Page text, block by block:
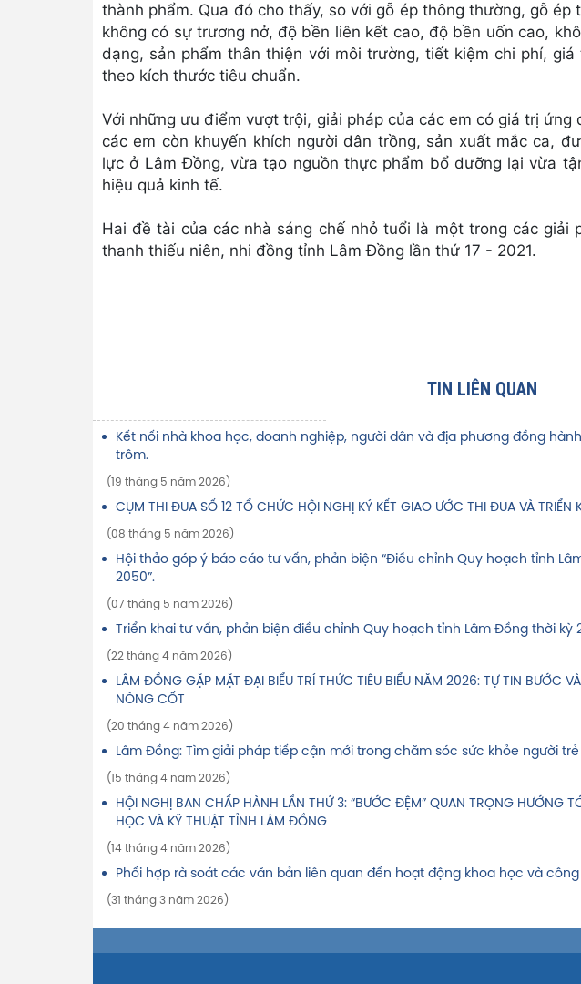
thành phẩm. Qua đó cho thấy, so với gỗ ép thông thường, gỗ
không có sự trương nở, độ bền liên kết cao, độ bền uốn cao,
dạng, sản phẩm thân thiện với môi trường, tiết kiệm chi phí,
theo kích thước tiêu chuẩn.
Với những ưu điểm vượt trội, giải pháp của các em có giá trị
các em còn khuyến khích người dân trồng, sản xuất mắc ca,
lực ở Lâm Đồng, vừa tạo nguồn thực phẩm bổ dưỡng lại vừa
hiệu quả kinh tế.
Hai đề tài của các nhà sáng chế nhỏ tuổi là một trong các giải
thanh thiếu niên, nhi đồng tỉnh Lâm Đồng lần thứ 17 - 2021.
TIN LIÊN QUAN
Kết nối nhà khoa học, doanh nghiệp, người dân và địa phương đồng
trôm.
(19 tháng 5 năm 2026)
CỤM THI ĐUA SỐ 12 TỔ CHỨC HỘI NGHỊ KÝ KẾT GIAO ƯỚC THI ĐUA VÀ TRIỂN
(08 tháng 5 năm 2026)
Hội thảo góp ý báo cáo tư vấn, phản biện “Điều chỉnh Quy hoạch tỉnh
2050”.
(07 tháng 5 năm 2026)
Triển khai tư vấn, phản biện điều chỉnh Quy hoạch tỉnh Lâm Đồng thời kỳ
(22 tháng 4 năm 2026)
LÂM ĐỒNG GẶP MẶT ĐẠI BIỂU TRÍ THỨC TIÊU BIỂU NĂM 2026: TỰ TIN BƯỚC
NÒNG CỐT
(20 tháng 4 năm 2026)
Lâm Đồng: Tìm giải pháp tiếp cận mới trong chăm sóc sức khỏe người trẻ
(15 tháng 4 năm 2026)
HỘI NGHỊ BAN CHẤP HÀNH LẦN THỨ 3: “BƯỚC ĐỆM” QUAN TRỌNG HƯỚNG
HỌC VÀ KỸ THUẬT TỈNH LÂM ĐỒNG
(14 tháng 4 năm 2026)
Phối hợp rà soát các văn bản liên quan đến hoạt động khoa học và
(31 tháng 3 năm 2026)